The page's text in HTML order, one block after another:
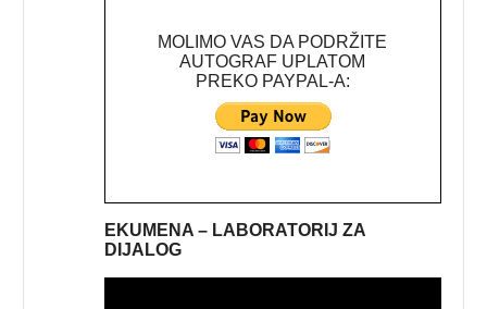
MOLIMO VAS DA PODRŽITE
AUTOGRAF UPLATOM
PREKO PAYPAL-A:
EKUMENA – LABORATORIJ ZA
DIJALOG